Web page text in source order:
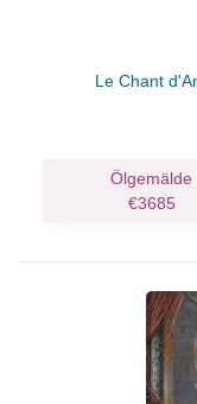
Le Chant
Ölgemälde
€3685